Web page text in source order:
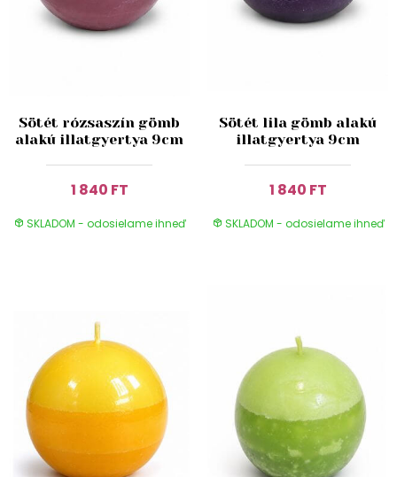
Sötét rózsaszín gömb
alakú illatgyertya 9cm
1 840 FT
SKLADOM - odosielame ihneď
Sötét lila gömb alakú
illatgyertya 9cm
1 840 FT
SKLADOM - odosielame ihneď